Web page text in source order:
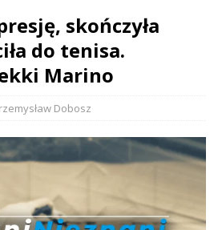
skończyła
do tenisa.
Marino
Dobosz